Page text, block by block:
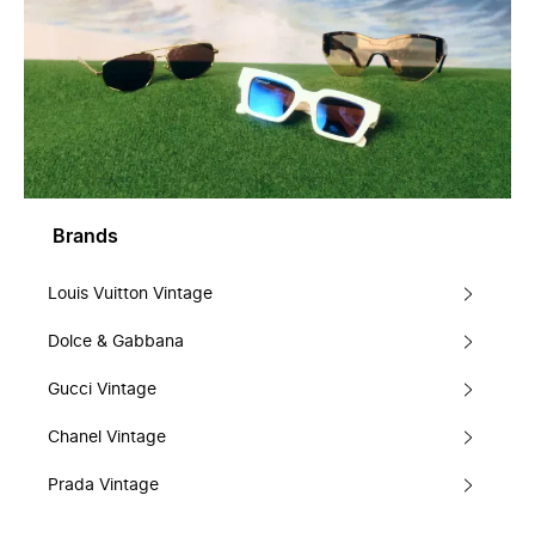
Brands
Louis Vuitton Vintage
Dolce & Gabbana
Gucci Vintage
Chanel Vintage
Prada Vintage